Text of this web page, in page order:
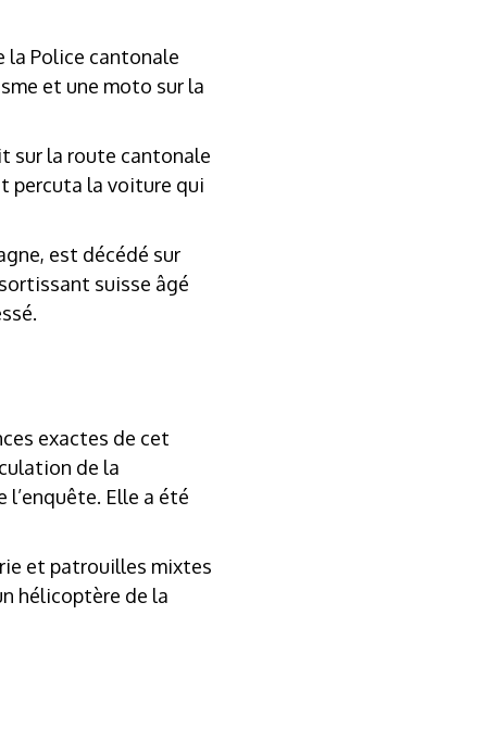
la Police cantonale
et une moto sur la
sur la route cantonale
percuta la voiture qui
est décédé sur
suisse âgé
exactes de cet
de la
Elle a été
et patrouilles mixtes
hélicoptère de la